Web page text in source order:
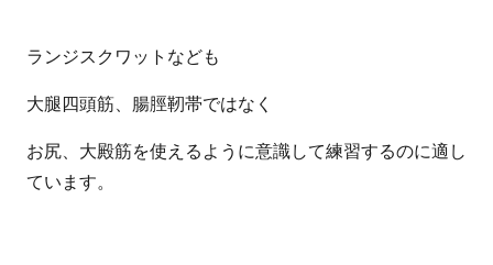
ランジスクワットなども
大腿四頭筋、腸脛靭帯ではなく
お尻、大殿筋を使えるように意識して練習するのに適し
ています。